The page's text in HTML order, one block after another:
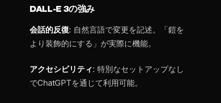
DALL-E 3の強み
会話的反復: 自然言語で変更を記述。「鎧を
より装飾的にする」が実際に機能。
アクセシビリティ: 特別なセットアップなし
でChatGPTを通じて利用可能。